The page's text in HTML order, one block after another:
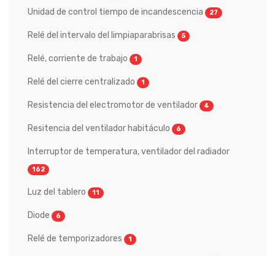
Unidad de control tiempo de incandescencia 27
Relé del intervalo del limpiaparabrisas 5
Relé, corriente de trabajo 1
Relé del cierre centralizado 1
Resistencia del electromotor de ventilador 4
Resitencia del ventilador habitáculo 6
Interruptor de temperatura, ventilador del radiador
162
Luz del tablero 11
Diode 6
Relé de temporizadores 1